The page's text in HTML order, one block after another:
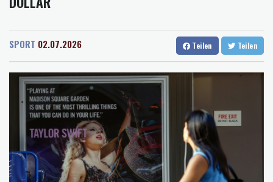
Rostock
Salzburg
Schwimm-EM: Märtens holt mit Staffel erste Becken-Medaille
zurückfahren
Regierung baut Drohnenabwehr an Flughäfen aus - Absage an
Bundeswehr-Einsatz
Präsident von Ceuta will Migranten bis zu ihrer Ausweisung
internieren
Mindestens 18 Tote bei schwerem Erdbeben in Kolumbien
US-Demokratin Alexandria Ocasio-Cortez lässt Eizellen
einfrieren
Feuerwehren in Südeuropa im Einsatz gegen Waldbrände
SPORT 02.07.2026 Teilen Teilen